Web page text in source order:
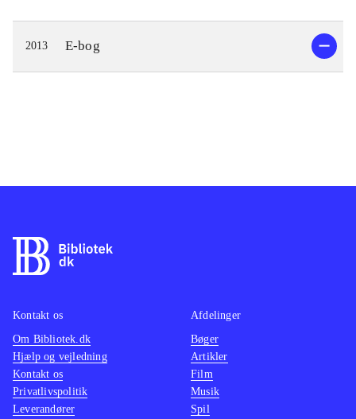
2013 E-bog
Kontakt os
Om Bibliotek.dk
Hjælp og vejledning
Kontakt os
Privatlivspolitik
Leverandører
Afdelinger
Bøger
Artikler
Film
Musik
Spil